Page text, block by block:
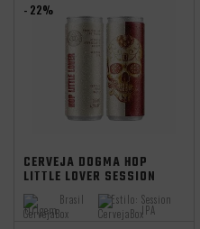
- 22%
CERVEJA DOGMA HOP
LITTLE LOVER SESSION
IPA 355ML
Origem:
Brasil Estilo: Session
IPA